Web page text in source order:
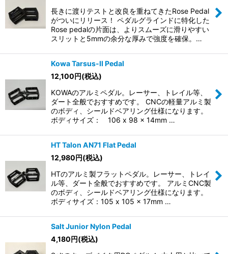
長きに渡りテストと改良を重ねてきたRose Pedal
がついにリリース！ ペダルグラインドに特化した
Rose pedalの片面は、よりスムーズに滑りやすい
スリットと5mmの余分な厚みで強度を確保。…
Kowa Tarsus-II Pedal
12,100円(税込)
KOWAのアルミペダル。レーサー、トレイル等、
ダート全般でおすすめです。 CNCの軽量アルミ製
のボディ、シールドベアリング仕様になります。
ボディサイズ： 106 x 98 x 14mm …
HT Talon AN71 Flat Pedal
12,980円(税込)
HTのアルミ製フラットペダル。レーサー、トレイ
ル等、ダート全般でおすすめです。 アルミCNC製
のボディ、シールドベアリング仕様になります。
ボディサイズ：105 x 105 x 17mm …
Salt Junior Nylon Pedal
4,180円(税込)